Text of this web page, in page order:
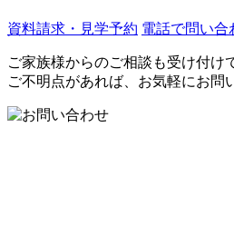
資料請求・見学予約 電話で問い合
ご家族様からのご相談も受け付け
ご不明点があれば、お気軽にお問